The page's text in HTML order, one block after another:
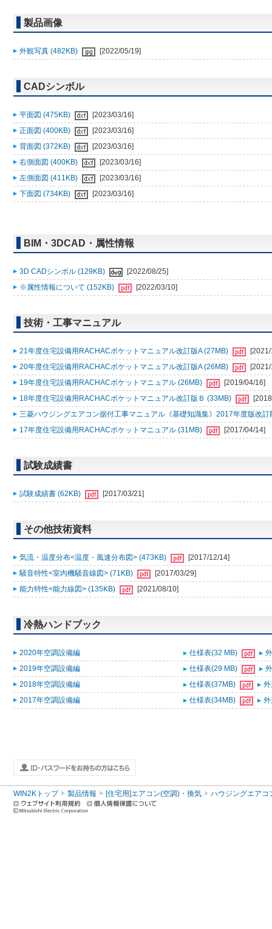
製品画像
外観写真 (482KB) [2022/05/19]
CADシンボル
平面図 (475KB)
[2023/03/16]
正面図 (400KB)
[2023/03/16]
背面図 (372KB)
[2023/03/16]
右側面図 (400KB)
[2023/03/16]
左側面図 (411KB)
[2023/03/16]
下面図 (734KB)
[2023/03/16]
BIM・3DCAD・属性情報
3D CADシンボル (129KB)
[2022/08/25]
※属性情報について (152KB)
[2022/03/10]
技術・工事マニュアル
21年度住宅設備用RACHACポケットマニュアル改訂版A (27MB)
20年度住宅設備用RACHACポケットマニュアル改訂版A (26MB)
19年度住宅設備用RACHACポケットマニュアル (26MB)
[2019/04/16]
18年度住宅設備用RACHACポケットマニュアル改訂版Ｂ (33MB)
三菱ハウジングエアコン据付工事マニュアル《基礎知識集》2017年度版改
17年度住宅設備用RACHACポケットマニュアル (31MB)
[2017/04/14]
試験成績書
試験成績書 (62KB) [2017/03/21]
その他技術資料
気流・温度分布<温度・風速分布図> (473KB)
[2017/12/14]
騒音特性<室内機騒音線図> (71KB)
[2017/03/29]
能力特性<能力線図> (135KB)
[2021/08/10]
冷熱ハンドブック
2020年空調設備編 仕様表(32 MB)
2019年空調設備編
仕様表(29 MB)
2018年空調設備編
仕様表(37MB)
2017年空調設備編
仕様表(34MB)
WIN2Kトップ 製品情報 [住宅用]エアコン(空調)・換気 ハウジングエアコ